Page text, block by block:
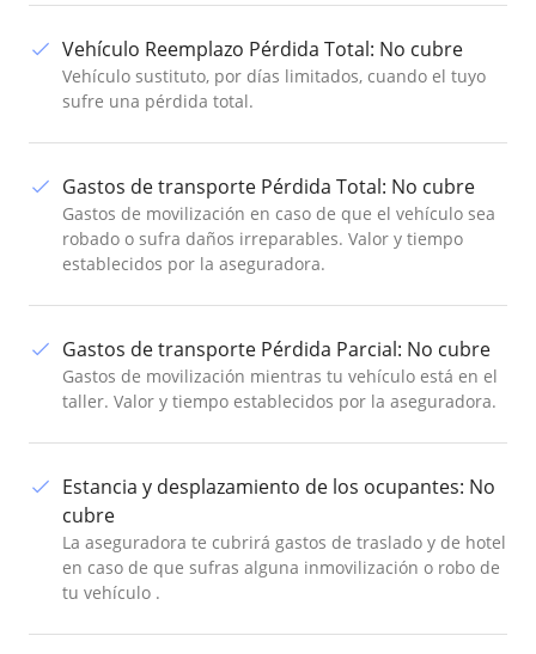
Vehículo Reemplazo Pérdida Total: No cubre
Vehículo sustituto, por días limitados, cuando el tuyo
sufre una pérdida total.
Gastos de transporte Pérdida Total: No cubre
Gastos de movilización en caso de que el vehículo sea
robado o sufra daños irreparables. Valor y tiempo
establecidos por la aseguradora.
Gastos de transporte Pérdida Parcial: No cubre
Gastos de movilización mientras tu vehículo está en el
taller. Valor y tiempo establecidos por la aseguradora.
Estancia y desplazamiento de los ocupantes: No
cubre
La aseguradora te cubrirá gastos de traslado y de hotel
en caso de que sufras alguna inmovilización o robo de
tu vehículo .